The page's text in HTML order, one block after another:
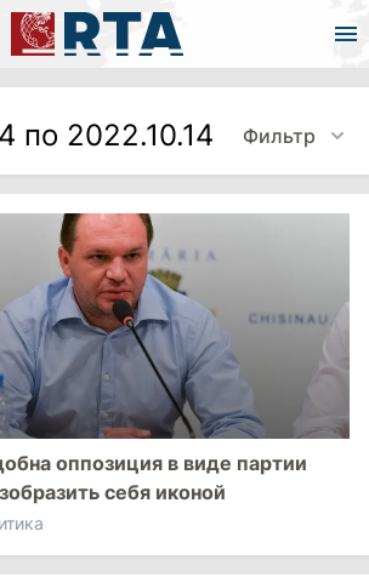
по 2022.10.14 Фильтр
оппозиция в виде партии
себя иконой